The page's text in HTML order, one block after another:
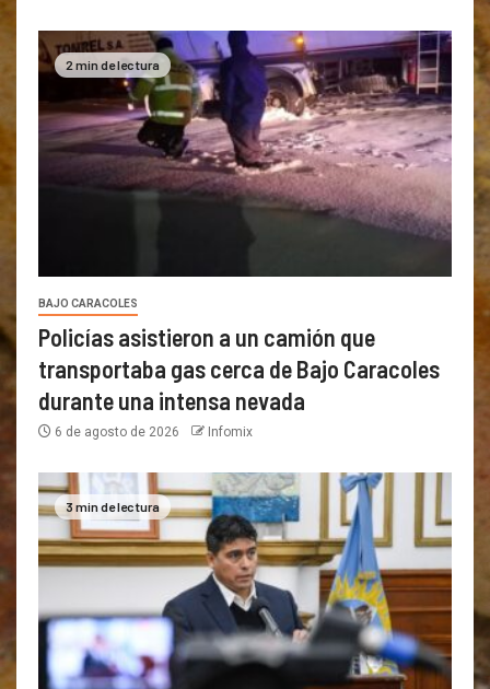
2 min de lectura
BAJO CARACOLES
Policías asistieron a un camión que
transportaba gas cerca de Bajo Caracoles
durante una intensa nevada
6 de agosto de 2026 Infomix
3 min de lectura